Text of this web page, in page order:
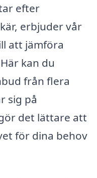
efter
erbjuder vår
att jämföra
kan du
från flera
sig på
det lättare att
för dina behov